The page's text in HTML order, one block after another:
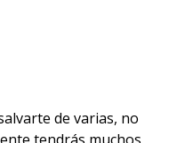
de varias, no